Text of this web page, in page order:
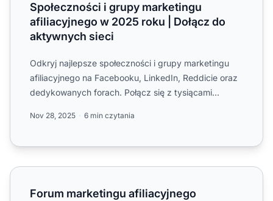
Społeczności i grupy marketingu
afiliacyjnego w 2025 roku | Dołącz do
aktywnych sieci
Odkryj najlepsze społeczności i grupy marketingu
afiliacyjnego na Facebooku, LinkedIn, Reddicie oraz
dedykowanych forach. Połącz się z tysiącami
Nov 28, 2025 6 min czytania
Forum marketingu afiliacyjnego
Forum marketingu afiliacyjnego